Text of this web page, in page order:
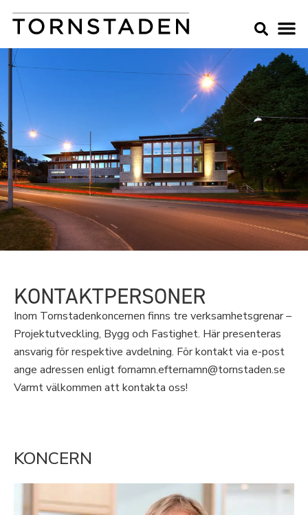
KONTAKTPERSONER
Inom Tornstadenkoncernen finns tre verksamhetsgrenar –
Projektutveckling, Bygg och Fastighet. Här presenteras
ansvarig för respektive avdelning. För kontakt via e-post
ange adressen enligt fornamn.efternamn@tornstaden.se
Varmt välkommen att kontakta oss!
KONCERN